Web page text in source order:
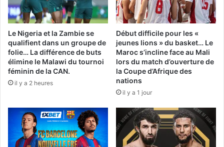
d'achat
Le Nigeria et la Zambie se
qualifient dans un groupe de
folie… La différence de buts
élimine le Malawi du tournoi
féminin de la CAN.
il y a 2 heures
Début difficile pour les «
jeunes lions » du basket… Le
Maroc s’incline face au Mali
lors du match d’ouverture de
la Coupe d’Afrique des
nations
il y a 1 jour